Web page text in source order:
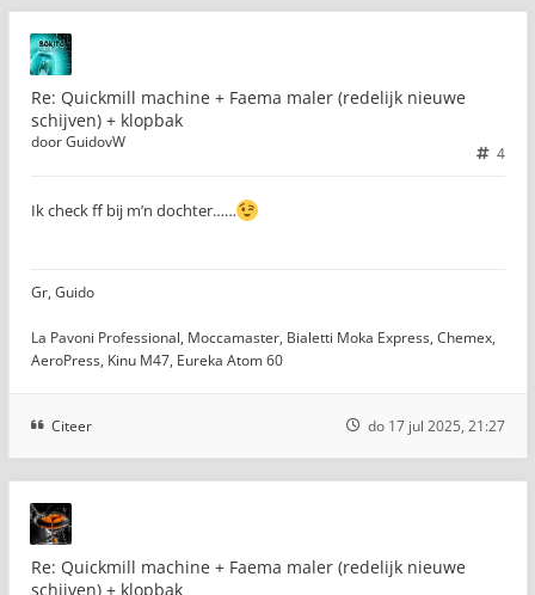
Re: Quickmill machine + Faema maler (redelijk nieuwe
schijven) + klopbak
4
doorGuidovW
Ik check ff bij m’n dochter……
Gr, Guido
La Pavoni Professional, Moccamaster, Bialetti Moka Express, Chemex,
AeroPress, Kinu M47, Eureka Atom 60
Citeer do 17 jul 2025, 21:27
Re: Quickmill machine + Faema maler (redelijk nieuwe
schijven) + klopbak